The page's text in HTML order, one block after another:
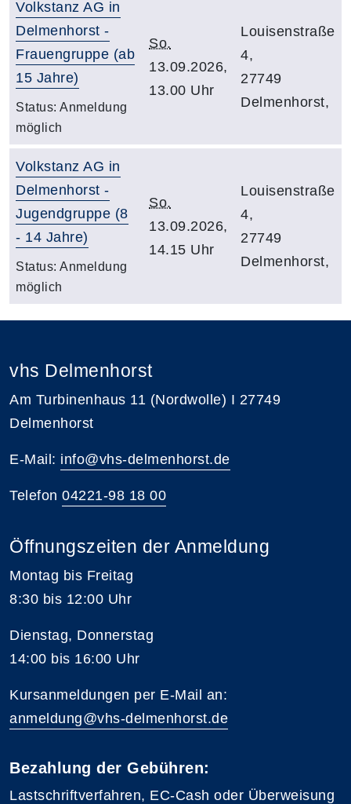
Volkstanz AG in
Delmenhorst -
Frauengruppe (ab
15 Jahre)
Status: Anmeldung
möglich
So.
13.09.2026,
13.00 Uhr
Louisenstraße
4,
27749
Delmenhorst,
Volkstanz AG in
Delmenhorst -
Jugendgruppe (8
- 14 Jahre)
Status: Anmeldung
möglich
So.
13.09.2026,
14.15 Uhr
Louisenstraße
4,
27749
Delmenhorst,
vhs Delmenhorst
Am Turbinenhaus 11 (Nordwolle) I 27749
Delmenhorst
E-Mail: info@vhs-delmenhorst.de
Telefon 04221-98 18 00
Öffnungszeiten der Anmeldung
Montag bis Freitag
8:30 bis 12:00 Uhr
Dienstag, Donnerstag
14:00 bis 16:00 Uhr
Kursanmeldungen per E-Mail an:
anmeldung@vhs-delmenhorst.de
Bezahlung der Gebühren:
Lastschriftverfahren, EC-Cash oder Überweisung